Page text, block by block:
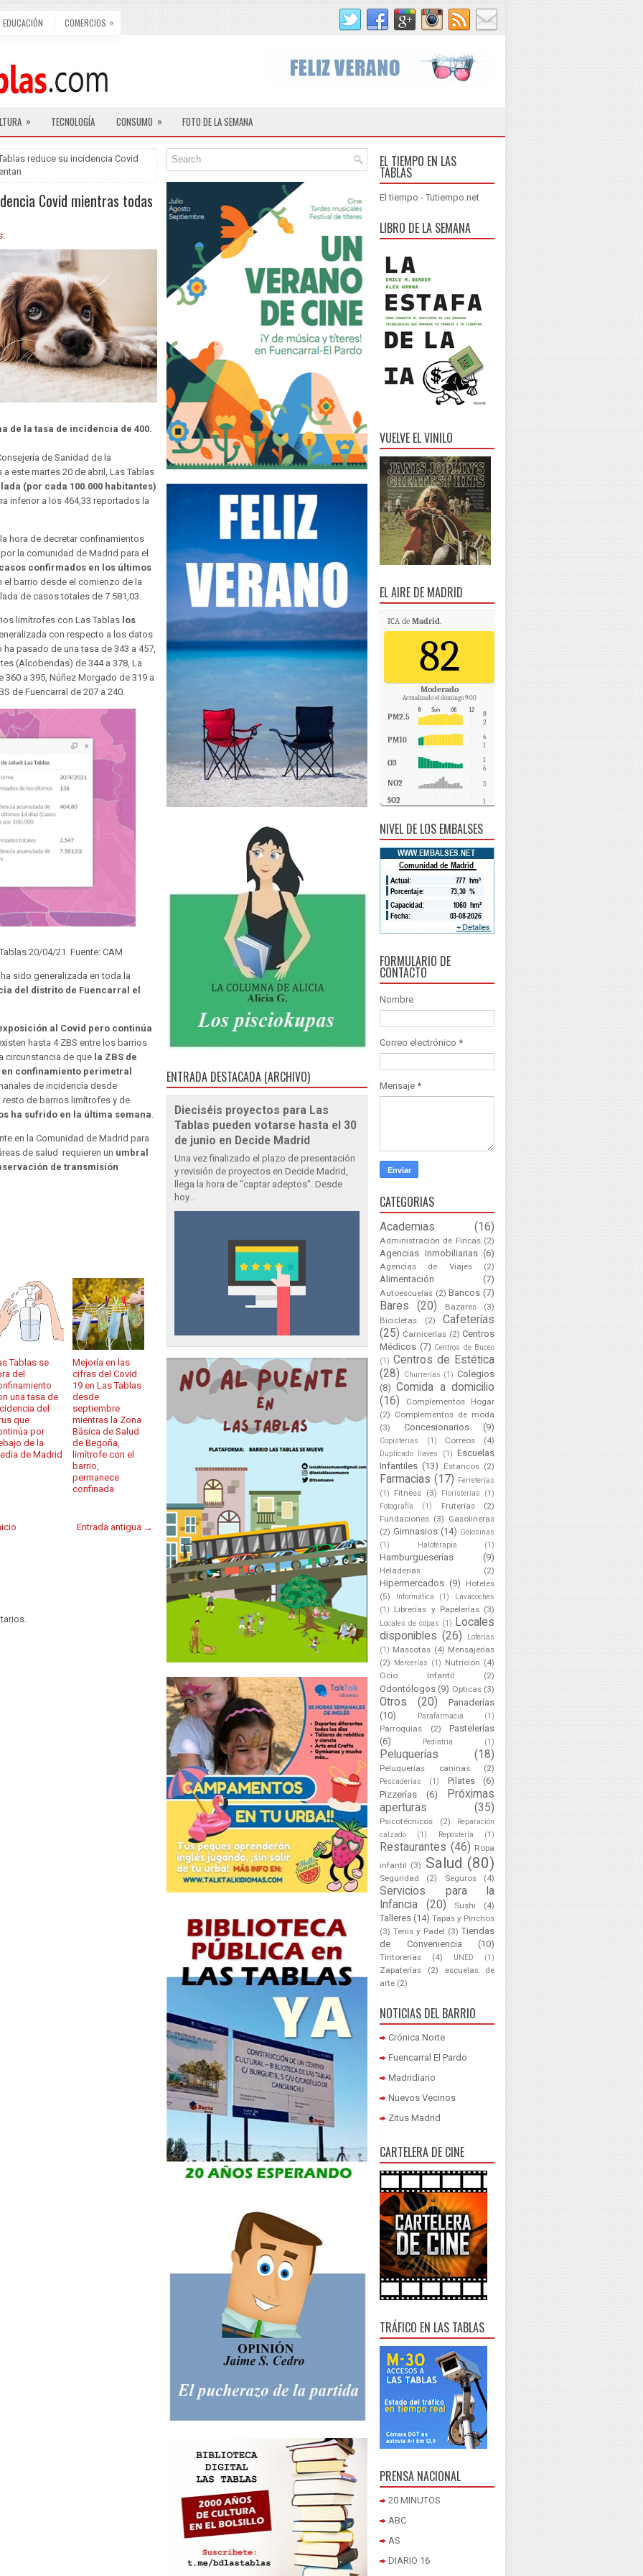
EDUCACIÓN COMERCIOS »
» TECNOLOGÍA CONSUMO » FOTO DE LA SEMANA
reduce su incidencia Covid
Covid mientras todas
de la tasa de incidencia de 400.
de Sanidad de la
este martes 20 de abril, Las Tablas
(por cada 100.000 habitantes)
inferior a los 464,33 reportados la
hora de decretar confinamientos
la comunidad de Madrid para el
confirmados en los últimos
el barrio desde el comienzo de la
de casos totales de 7.581,03.
limítrofes con Las Tablas los
con respecto a los datos
pasado de una tasa de 343 a 457,
(Alcobendas) de 344 a 378, La
360 a 395, Núñez Morgado de 319 a
de Fuencarral de 207 a 240.
20/04/21. Fuente: CAM
sido generalizada en toda la
del distrito de Fuencarral el
al Covid pero continúa
hasta 4 ZBS entre los barrios
circunstancia de que la ZBS de
confinamiento perimetral
de incidencia desde
de barrios limítrofes y de
ha sufrido en la última semana.
en la Comunidad de Madrid para
de salud requieren un umbral
de transmisión
Tablas se
del
una tasa de
del
que
por
de la
de Madrid
Mejoría en las
cifras del Covid
19 en Las Tablas
desde
septiembre
mientras la Zona
Básica de Salud
de Begoña,
limítrofe con el
barrio,
permanece
confinada
Entrada antigua →
ENTRADA DESTACADA (ARCHIVO)
Dieciséis proyectos para Las
Tablas pueden votarse hasta el 30
de junio en Decide Madrid
Una vez finalizado el plazo de presentación
y revisión de proyectos en Decide Madrid,
llega la hora de "captar adeptos". Desde
hoy...
EL TIEMPO EN LAS
TABLAS
El tiempo - Tutiempo.net
LIBRO DE LA SEMANA
VUELVE EL VINILO
EL AIRE DE MADRID
ICA de Madrid.
82
Moderado
Actualizado el domingo 9:00
PM2.5
8
2
PM10
6
1
O3
1
6
NO2 5
SO2 1
NIVEL DE LOS EMBALSES
FORMULARIO DE
CONTACTO
Nombre
Correo electrónico *
Mensaje *
CATEGORIAS
Academias (16)
Administración de Fincas (2)
Agencias Inmobiliarias (6)
Agencias de Viajes (2)
Alimentación (7)
Autoescuelas (2) Bancos (7)
Bares (20) Bazares
(3)
Bicicletas
(2)
Cafeterías
(25) Carnicerías (2) Centros
Médicos (7) Centros de Buceo
(1) Centros de Estética
(28)
Churrerías (1) Colegios
(8) Comida a domicilio
(16)
Complementos Hogar
(2) Complementos de moda
(3)
Concesionarios (9)
Copisterías (1) Correos (4)
Duplicado llaves (1) Escuelas
Infantiles (13) Estancos (2)
Farmacias (17) Ferreterías
(1)
Fitness (3) Floristerías
(1)
Fotografía
(1) Fruterías
(2)
Fundaciones (3) Gasolineras
(2) Gimnasios (14) Golosinas
(1)
Haloterapia (1)
Hamburgueserías (9)
Heladerías (2)
Hipermercados (9)
Hoteles
(5)
Informática (1)
Lavacoches
(1)
Librerías y Papelerías (3)
Locales de copas (1)
Locales
disponibles (26)
Loterías
(1) Mascotas (4) Mensajerías
(2) Mercerías (1) Nutrición (4)
Ocio Infantil
(2)
Odontólogos (9) Opticas (3)
Otros (20)
Panaderías
(10)
Parafarmacia (1)
Parroquias (2)
Pastelerías
(6)
Pediatría (1)
Peluquerías (18)
Peluquerías caninas (2)
Pescaderías (1) Pilates
(6)
Pizzerías
(6)
Próximas
aperturas
(35)
Psicotécnicos (2)
Reparación
calzado
(1) Repostería (1)
Restaurantes (46) Ropa
infantil (3) Salud (80)
Seguridad (2) Seguros (4)
Servicios para la
Infancia
(20) Sushi (4)
Talleres (14) Tapas y Pinchos
(3) Tenis y Padel (3) Tiendas
de Conveniencia
(10)
Tintorerías (4) UNED (1)
Zapaterías (2)
escuelas de
arte (2)
NOTICIAS DEL BARRIO
Crónica Norte
Fuencarral El Pardo
Madridiario
Nuevos Vecinos
Zitus Madrid
CARTELERA DE CINE
TRÁFICO EN LAS TABLAS
PRENSA NACIONAL
20 MINUTOS
ABC
AS
DIARIO 16